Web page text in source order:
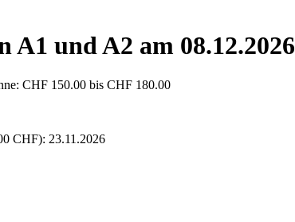
A1 und A2 am 08.12.2026
CHF 150.00 bis CHF 180.00
CHF): 23.11.2026